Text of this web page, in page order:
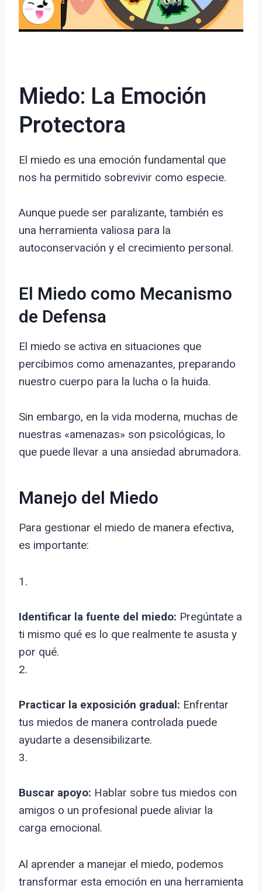
Miedo: La Emoción
Protectora
El miedo es una emoción fundamental que
nos ha permitido sobrevivir como especie.
Aunque puede ser paralizante, también es
una herramienta valiosa para la
autoconservación y el crecimiento personal.
El Miedo como Mecanismo
de Defensa
El miedo se activa en situaciones que
percibimos como amenazantes, preparando
nuestro cuerpo para la lucha o la huida.
Sin embargo, en la vida moderna, muchas de
nuestras «amenazas» son psicológicas, lo
que puede llevar a una ansiedad abrumadora.
Manejo del Miedo
Para gestionar el miedo de manera efectiva,
es importante:
1.
Identificar la fuente del miedo: Pregúntate a
ti mismo qué es lo que realmente te asusta y
por qué.
2.
Practicar la exposición gradual: Enfrentar
tus miedos de manera controlada puede
ayudarte a desensibilizarte.
3.
Buscar apoyo: Hablar sobre tus miedos con
amigos o un profesional puede aliviar la
carga emocional.
Al aprender a manejar el miedo, podemos
transformar esta emoción en una herramienta